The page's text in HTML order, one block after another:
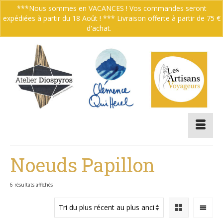
Votre panier 0.00€
Noeuds Papillon
6 résultats affichésTrié
plus
***Nous sommes en VACANCES ! Vos commandes seront
expédiées à partir du 18 Août ! *** Livraison offerte à partir de 75 €
d'achat.